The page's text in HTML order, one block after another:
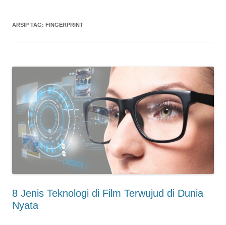
ARSIP TAG: FINGERPRINT
8 Jenis Teknologi di Film Terwujud di Dunia
Nyata